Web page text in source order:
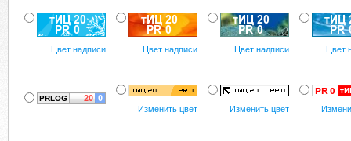
Цвет надписи Цвет надписи Цвет надписи Цвет
Изменить цвет Изменить цвет